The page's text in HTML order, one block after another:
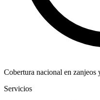
Cobertura nacional en zanjeos
Servicios